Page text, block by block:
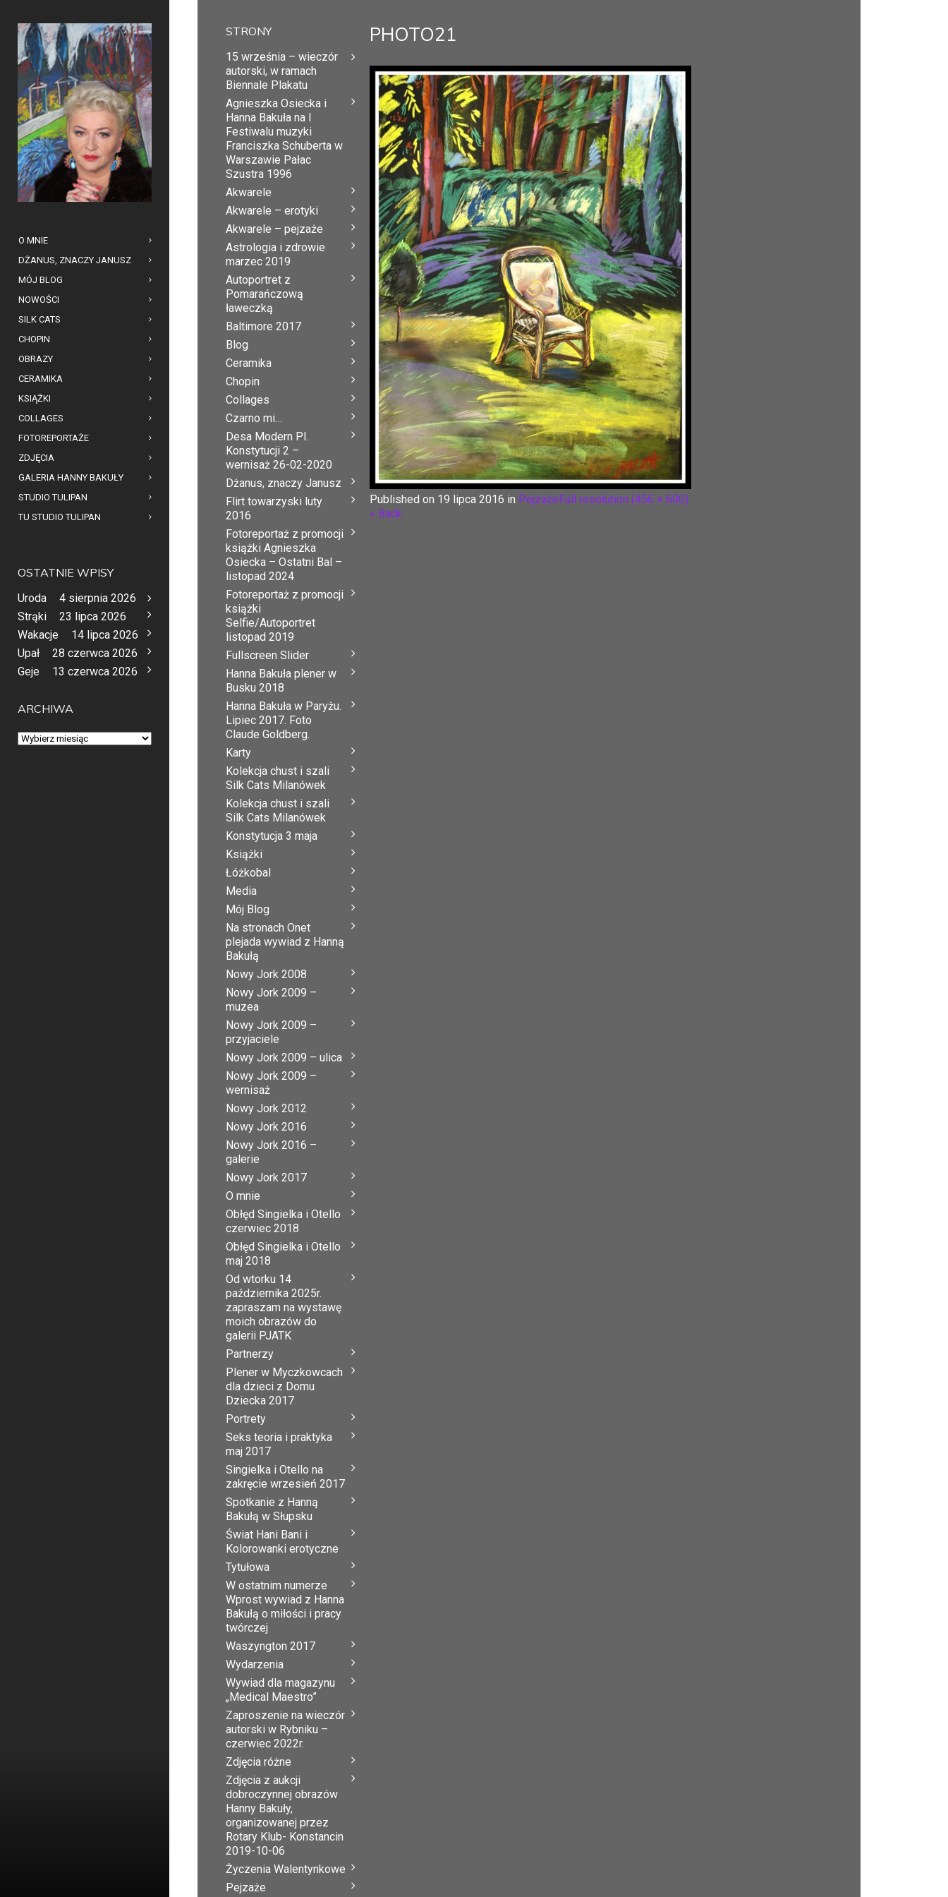
O MNIE
DŻANUS, ZNACZY JANUSZ
MÓJ BLOG
NOWOŚCI
SILK CATS
CHOPIN
OBRAZY
CERAMIKA
KSIĄŻKI
COLLAGES
FOTOREPORTAŻE
ZDJĘCIA
GALERIA HANNY BAKUŁY
STUDIO TULIPAN
TU STUDIO TULIPAN
OSTATNIE WPISY
Uroda
4 sierpnia 2026
Strąki
23 lipca 2026
Wakacje
14 lipca 2026
Upał
28 czerwca 2026
Geje
13 czerwca 2026
ARCHIWA
Archiwa
PHOTO21
Published on 19 lipca 2016 in PejzażeFull resolution (456 × 600)
« Back
STRONY
15 września – wieczór
autorski, w ramach
Biennale Plakatu
Agnieszka Osiecka i
Hanna Bakuła na I
Festiwalu muzyki
Franciszka Schuberta w
Warszawie Pałac
Szustra 1996
Akwarele
Akwarele – erotyki
Akwarele – pejzaże
Astrologia i zdrowie
marzec 2019
Autoportret z
Pomarańczową
ławeczką
Baltimore 2017
Blog
Ceramika
Chopin
Collages
Czarno mi…
Desa Modern Pl.
Konstytucji 2 –
wernisaż 26-02-2020
Dżanus, znaczy Janusz
Flirt towarzyski luty
2016
Fotoreportaż z promocji
książki Agnieszka
Osiecka – Ostatni Bal –
listopad 2024
Fotoreportaż z promocji
książki
Selfie/Autoportret
listopad 2019
Fullscreen Slider
Hanna Bakuła plener w
Busku 2018
Hanna Bakuła w Paryżu.
Lipiec 2017. Foto
Claude Goldberg.
Karty
Kolekcja chust i szali
Silk Cats Milanówek
Kolekcja chust i szali
Silk Cats Milanówek
Konstytucja 3 maja
Książki
Łóżkobal
Media
Mój Blog
Na stronach Onet
plejada wywiad z Hanną
Bakułą
Nowy Jork 2008
Nowy Jork 2009 –
muzea
Nowy Jork 2009 –
przyjaciele
Nowy Jork 2009 – ulica
Nowy Jork 2009 –
wernisaż
Nowy Jork 2012
Nowy Jork 2016
Nowy Jork 2016 –
galerie
Nowy Jork 2017
O mnie
Obłęd Singielka i Otello
czerwiec 2018
Obłęd Singielka i Otello
maj 2018
Od wtorku 14
października 2025r.
zapraszam na wystawę
moich obrazów do
galerii PJATK
Partnerzy
Plener w Myczkowcach
dla dzieci z Domu
Dziecka 2017
Portrety
Seks teoria i praktyka
maj 2017
Singielka i Otello na
zakręcie wrzesień 2017
Spotkanie z Hanną
Bakułą w Słupsku
Świat Hani Bani i
Kolorowanki erotyczne
Tytułowa
W ostatnim numerze
Wprost wywiad z Hanna
Bakułą o miłości i pracy
twórczej
Waszyngton 2017
Wydarzenia
Wywiad dla magazynu
„Medical Maestro”
Zaproszenie na wieczór
autorski w Rybniku –
czerwiec 2022r.
Zdjęcia różne
Zdjęcia z aukcji
dobroczynnej obrazów
Hanny Bakuły,
organizowanej przez
Rotary Klub- Konstancin
2019-10-06
Życzenia Walentynkowe
Pejzaże